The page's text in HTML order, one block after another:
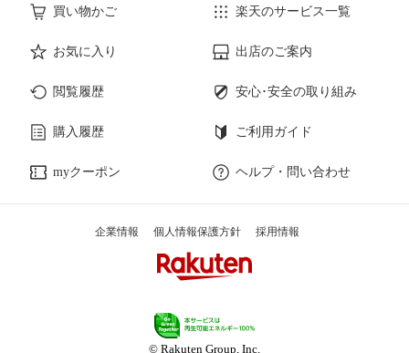
買い物かご 楽天のサービス一覧
お気に入り 出店のご案内
閲覧履歴 安心･安全の取り組み
購入履歴 ご利用ガイド
myクーポン ヘルプ・問い合わせ
企業情報 個人情報保護方針 採用情報
© Rakuten Group, Inc.